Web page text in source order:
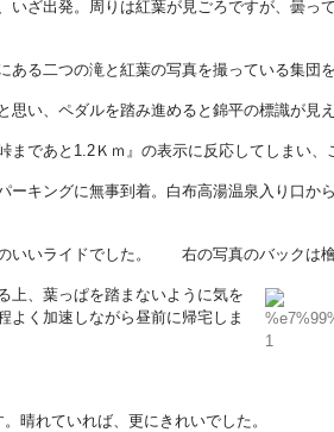
いざ出発。周りは紅葉が見ごろですが、曇っ
ある二つの滝と紅葉の写真を撮っている集団
思い、ペダルを踏み進めると錦平の標識が見
まであと1.2Ｋｍ』の表示に反応してしまい、
ーキングに無事到着。白布高湯温泉入り口か
いいライドでした。 右の写真のバックは
上、葉っぱを踏まないように気を
よく加速しながら昼前に帰宅しま
晴れていれば、更にきれいでした。